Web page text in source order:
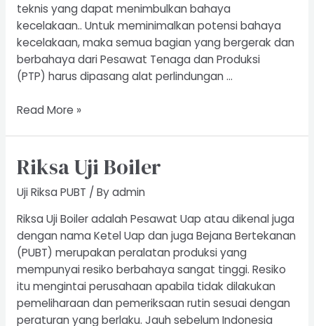
teknis yang dapat menimbulkan bahaya
kecelakaan.. Untuk meminimalkan potensi bahaya
kecelakaan, maka semua bagian yang bergerak dan
berbahaya dari Pesawat Tenaga dan Produksi
(PTP) harus dipasang alat perlindungan …
Riksa
Tenaga
dan
Produksi
Read More »
Riksa Uji Boiler
Uji Riksa PUBT / Byadmin
Riksa Uji Boiler adalah Pesawat Uap atau dikenal juga
dengan nama Ketel Uap dan juga Bejana Bertekanan
(PUBT) merupakan peralatan produksi yang
mempunyai resiko berbahaya sangat tinggi. Resiko
itu mengintai perusahaan apabila tidak dilakukan
pemeliharaan dan pemeriksaan rutin sesuai dengan
peraturan yang berlaku. Jauh sebelum Indonesia